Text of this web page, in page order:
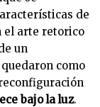
de
el arte retorico
un
como
bajo la luz.